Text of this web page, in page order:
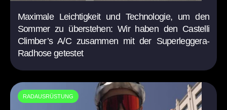
Maximale Leichtigkeit und Technologie, um den
Sommer zu überstehen: Wir haben den Castelli
Climber’s A/C zusammen mit der Superleggera-
Radhose getestet
RADAUSRÜSTUNG